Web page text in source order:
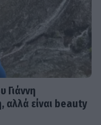
Γιάννη
αλλά είναι beauty